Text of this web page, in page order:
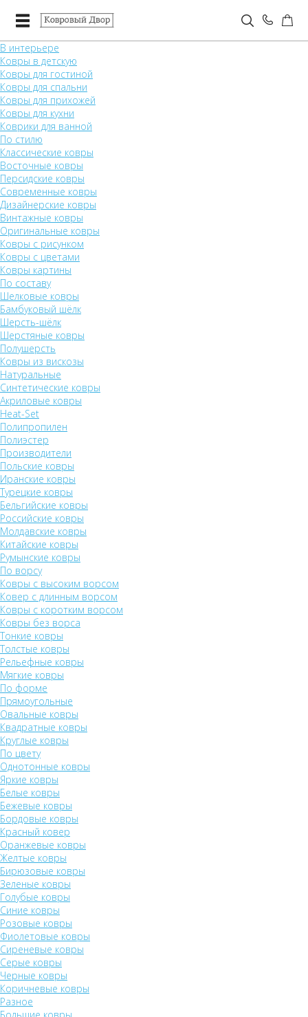
В интерьере
Ковры в детскую
Ковры для гостиной
Ковры для спальни
Ковры для прихожей
Ковры для кухни
Коврики для ванной
По стилю
Классические ковры
Восточные ковры
Персидские ковры
Современные ковры
Дизайнерские ковры
Винтажные ковры
Оригинальные ковры
Ковры с рисунком
Ковры с цветами
Ковры картины
По составу
Шелковые ковры
Бамбуковый шёлк
Шерсть-шёлк
Шерстяные ковры
Полушерсть
Ковры из вискозы
Натуральные
Синтетические ковры
Акриловые ковры
Heat-Set
Полипропилен
Полиэстер
Производители
Польские ковры
Иранские ковры
Турецкие ковры
Бельгийские ковры
Российские ковры
Молдавские ковры
Китайские ковры
Румынские ковры
По ворсу
Ковры с высоким ворсом
Ковер с длинным ворсом
Ковры с коротким ворсом
Ковры без ворса
Тонкие ковры
Толстые ковры
Рельефные ковры
Мягкие ковры
По форме
Прямоугольные
Овальные ковры
Квадратные ковры
Круглые ковры
По цвету
Однотонные ковры
Яркие ковры
Белые ковры
Бежевые ковры
Бордовые ковры
Красный ковер
Оранжевые ковры
Желтые ковры
Бирюзовые ковры
Зеленые ковры
Голубые ковры
Синие ковры
Розовые ковры
Фиолетовые ковры
Сиреневые ковры
Серые ковры
Черные ковры
Коричневые ковры
Разное